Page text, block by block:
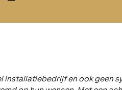
en ook geen